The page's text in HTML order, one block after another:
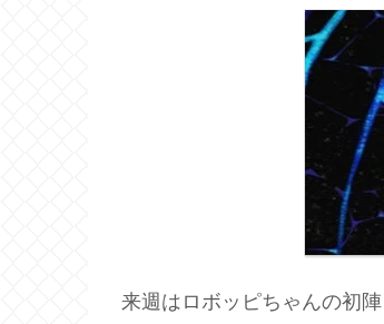
来週はロボッピちゃんの初陣